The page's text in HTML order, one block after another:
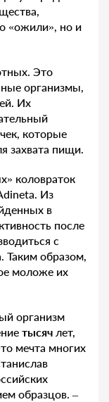
«ожили», но и
Это
организмы,
Их
которые
захвата пищи.
коловраток
Из
в
после
с
Таким образом,
моложе их
организм
тысяч лет,
мечта многих
образцов. –